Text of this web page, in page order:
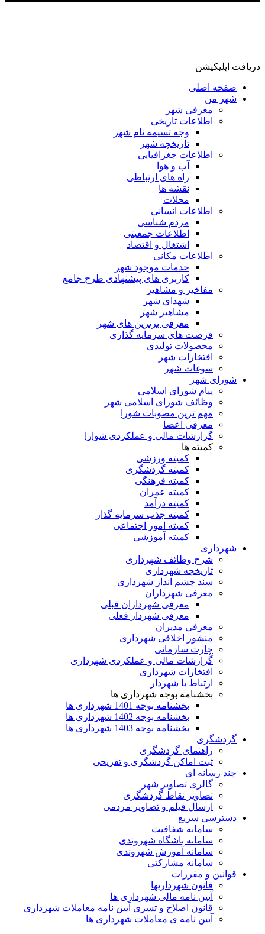
دریافت اپلیکیشن
صفحه اصلی
شهر من
معرفی شهر
اطلاعات تاریخی
وجه تسیمه نام شهر
تاریخچه شهر
اطلاعات جغرافیایی
آب و هوا
راه های ارتباطی
نقشه ها
محلات
اطلاعات انسانی
مردم شناسی
اطلاعات جمعیتی
اشتغال و اقتصاد
اطلاعات مکانی
خدمات موجود شهر
کاربری های پیشنهادی طرح جامع
مفاخیر و مشاهیر
شهدای شهر
مشاهیر شهر
معرفی برترین های شهر
فرصت های سرمایه گذاری
محصولات تولیدی
افتخارات شهر
سوغات شهر
شورای شهر
پیام شورای اسلامی
وظائف شورای اسلامی شهر
مهم ترین مصوبات شورا
معرفی اعضا
گزارشات مالی و عملکردی شوارا
کمیته ها
کمیته ورزشی
کمیته گردشگری
کمیته فرهنگی
کمیته عمران
کمیته درآمد
کمیته جذب سرمایه گذار
کمیته امور اجتماعی
کمیته آموزشی
شهرداری
شرح وظائف شهرداری
تاریخچه شهرداری
سند چشم انداز شهرداری
معرفی شهرداران
معرفی شهرداران قبلی
معرفی شهردار فعلی
معرفی مدیران
منشور اخلاقی شهرداری
چارت سازمانی
گزارشات مالی و عملکردی شهرداری
افتخارات شهرداری
ارتباط با شهردار
بخشنامه بوجه شهرداری ها
بخشنامه بوجه 1401 شهرداری ها
بخشنامه بوجه 1402 شهرداری ها
بخشنامه بوجه 1403 شهرداری ها
گردشگری
راهنمای گردشگری
ثبت اماکن گردشگری و تفریحی
چند رسانه ای
گالری تصاویر شهر
تصاویر نقاط گردشگری
ارسال فیلم و تصاویر مردمی
دسترسی سریع
سامانه شفافیت
سامانه باشگاه شهروندی
سامانه آموزش شهروندی
سامانه مشارکتی
قوانین و مقررات
قانون شهرداریها
آیین نامه مالی شهرداری ها
قانون اصلاح و تسری آیین نامه معاملات شهرداری
آیین نامه ی معاملات شهرداری ها